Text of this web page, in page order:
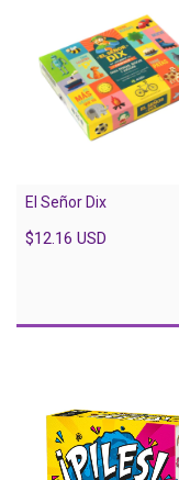
El Señor Dix
$12.16 USD